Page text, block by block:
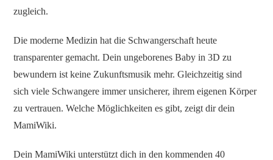
zugleich.
Die moderne Medizin hat die Schwangerschaft heute
transparenter gemacht. Dein ungeborenes Baby in 3D zu
bewundern ist keine Zukunftsmusik mehr. Gleichzeitig sind
sich viele Schwangere immer unsicherer, ihrem eigenen Körper
zu vertrauen. Welche Möglichkeiten es gibt, zeigt dir dein
MamiWiki.
Dein MamiWiki unterstützt dich in den kommenden 40